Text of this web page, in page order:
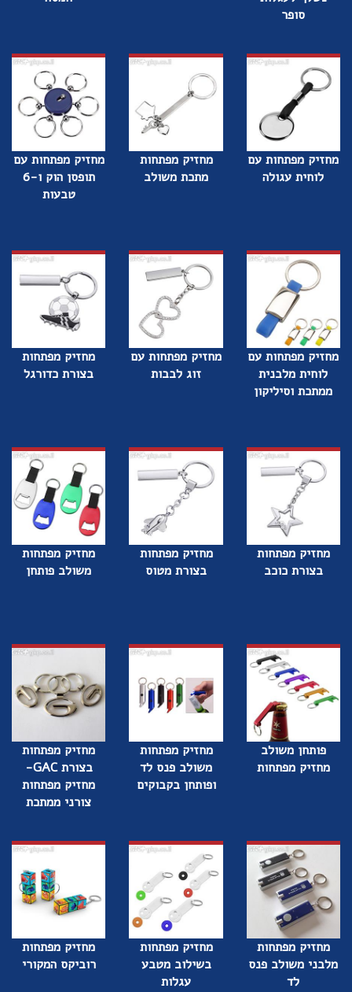
סופר
מחזיק מפתחות עם
לוחית עגולה
מחזיק מפתחות
מתכת משולב
מחזיק מפתחות עם
תופסן הוק ו-6
טבעות
מחזיק מפתחות עם
לוחית מלבנית
ממתכת וסיליקון
מחזיק מפתחות עם
זוג לבבות
מחזיק מפתחות
בצורת כדורגל
מחזיק מפתחות
בצורת כוכב
מחזיק מפתחות
בצורת מטוס
מחזיק מפתחות
משולב פותחן
פותחן משולב
מחזיק מפתחות
מחזיק מפתחות
משולב פנס לד
ופותחן בקבוקים
מחזיק מפתחות
בצורת GAC-
מחזיק מפתחות
צורני ממתכת
מחזיק מפתחות
מלבני משולב פנס
לד
מחזיק מפתחות
בשילוב מטבע
עגלות
מחזיק מפתחות
רוביקס המקורי